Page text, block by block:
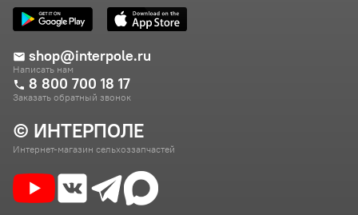
© ИНТЕРПОЛЕ
Интернет-магазин сельхоззапчастей
shop@interpole.ru
Написать нам
8 800 700 18 17
Заказать обратный звонок